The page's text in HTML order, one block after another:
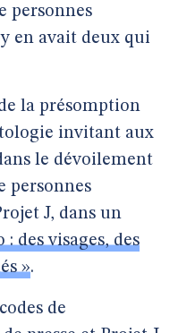
personnes
en avait deux qui
la présomption
invitant aux
le dévoilement
personnes
J, dans un
des visages, des
».
de